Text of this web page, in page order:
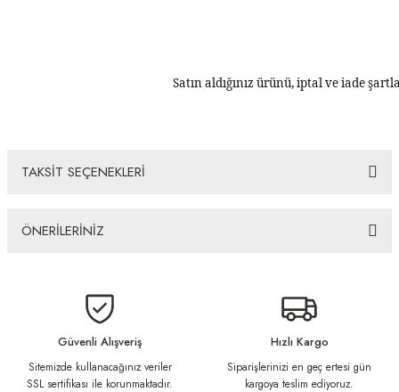
Satın aldığınız ürünü, iptal ve iade
TAKSİT SEÇENEKLERİ
ÖNERİLERİNİZ
yetersiz gördüğünüz noktaları öneri formunu kullanarak tarafımıza
Görüş ve önerileriniz için teşekkür ederiz.
Ürün resmi kalitesiz, bozuk veya görüntülenemiyor.
Güvenli Alışveriş
Sitemizde kullanacağınız veriler
SSL sertifikası ile korunmaktadır.
Hızlı Kargo
Siparişlerinizi en geç ertesi gün
kargoya teslim ediyoruz.